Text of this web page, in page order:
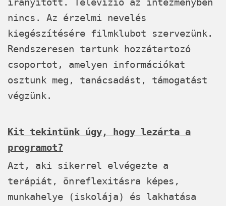
irányított. Televízió az intézményben
nincs. Az érzelmi nevelés
kiegészítésére filmklubot szervezünk.
Rendszeresen tartunk hozzátartozó
csoportot, amelyen információkat
osztunk meg, tanácsadást, támogatást
végzünk.
Kit tekintünk úgy, hogy lezárta a
programot?
Azt, aki sikerrel elvégezte a
terápiát, önreflexitásra képes,
munkahelye (iskolája) és lakhatása